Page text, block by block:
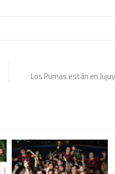
Los Pumas están en